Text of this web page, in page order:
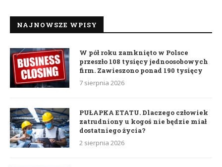
NAJNOWSZE WPISY
W pół roku zamknięto w Polsce
przeszło 108 tysięcy jednoosobowych
firm. Zawieszono ponad 190 tysięcy
7 sierpnia 2026
PUŁAPKA ETATU. Dlaczego człowiek
zatrudniony u kogoś nie będzie miał
dostatniego życia?
2 sierpnia 2026